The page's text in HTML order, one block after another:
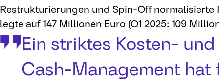
Restrukturierungen und Spin-Off normalisierte
legte auf 147 Millionen Euro (Q1 2025: 109
Ein striktes Kosten- und
Cash-Management hat